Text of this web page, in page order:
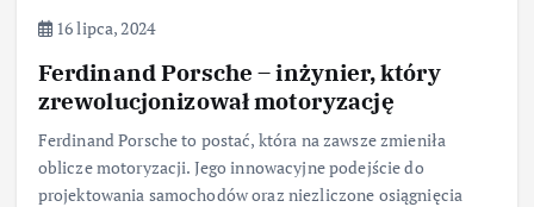
16 lipca, 2024
Ferdinand Porsche – inżynier, który
zrewolucjonizował motoryzację
Ferdinand Porsche to postać, która na zawsze zmieniła
oblicze motoryzacji. Jego innowacyjne podejście do
projektowania samochodów oraz niezliczone osiągnięcia